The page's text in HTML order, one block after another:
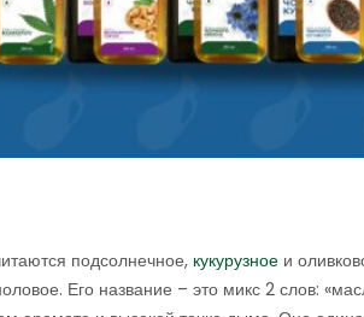
подсолнечное, кукурузное и
Его название – это микс 2 слов: